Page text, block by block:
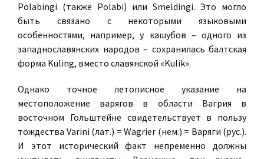
Polabingi (также Polabi) или Smeldingi. Это могло
быть связано с некоторыми языковыми
особенностями, например, у кашубов – одного из
западнославянских народов – сохранилась балтская
форма Kuling, вместо славянской «Kulik».
Однако точное летописное указание на
местоположение варягов в области Вагрия в
восточном Гольштейне свидетельствует в пользу
тождества Varini (лат.) = Wagrier (нем.) = Варяги (рус.).
И этот исторический факт непременно должны